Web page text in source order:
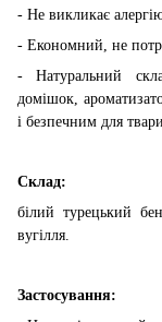
- Не викликає
- Економний, не
- Натуральний
домішок,
і безпечним для
Склад:
білий турецький
вугілля.
Застосування: